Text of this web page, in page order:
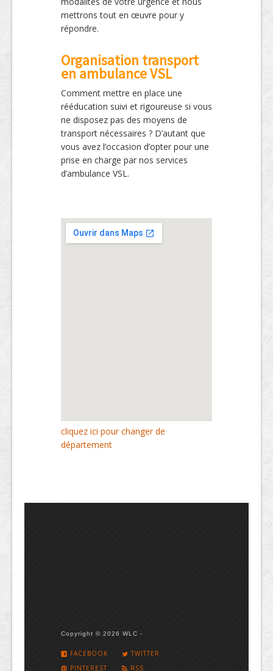
mettrons tout en œuvre pour y
répondre.
Organisation transport
en ambulance VSL
Comment mettre en place une
rééducation suivi et rigoureuse si vous
ne disposez pas des moyens de
transport nécessaires ? D’autant que
vous avez l’occasion d’opter pour une
prise en charge par nos services
d’ambulance VSL.
cliquez ici pour changer de
département
Copyright © 2026 WLC -
FACEBOOK
TWITTER
PINTEREST
RSS